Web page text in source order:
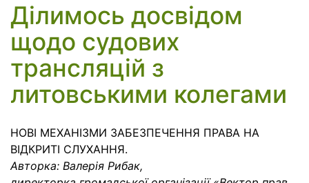
Ділимось досвідом
щодо судових
трансляцій з
литовськими колегами
НОВІ МЕХАНІЗМИ ЗАБЕЗПЕЧЕННЯ ПРАВА НА
ВІДКРИТІ СЛУХАННЯ.
Авторка: Валерія Рибак,